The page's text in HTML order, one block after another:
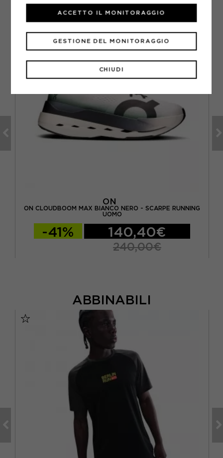
CONSIGLIATI DA NOI
ON
ON CLOUDBOOM MAX BIANCO NERO - SCARPE RUNNING
UOMO
-41% 140,40€
240,00€
ABBINABILI
CHIUDI
GESTIONE DEL MONITORAGGIO
ACCETTO IL MONITORAGGIO